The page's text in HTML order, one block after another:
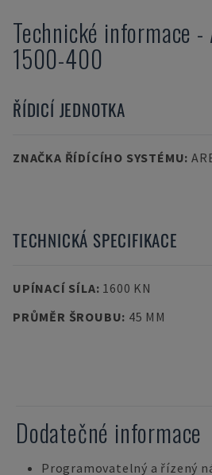
Technické informace -
1500-400
ŘÍDICÍ JEDNOTKA
ZNAČKA ŘÍDÍCÍHO SYSTÉMU:
TECHNICKÁ SPECIFIKACE
UPÍNACÍ SÍLA: 1600 KN
PRŮMĚR ŠROUBU: 45 MM
Dodatečné informace
Programovatelný a řízený